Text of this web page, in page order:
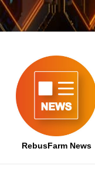
RebusFarm News